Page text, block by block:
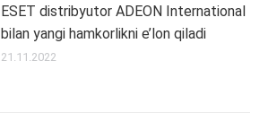
ESET distribyutor ADEON International
bilan yangi hamkorlikni e’lon qiladi
21.11.2022